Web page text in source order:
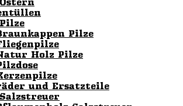
Pilze
Holz Pilze
und Ersatzteile